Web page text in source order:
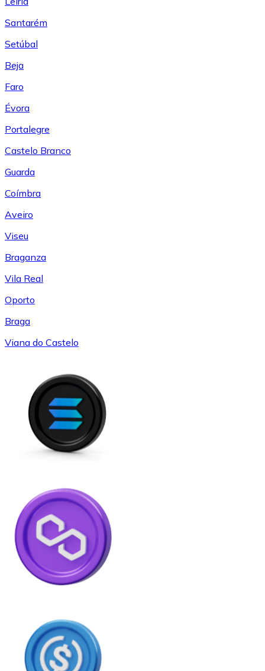
Santarém
Setúbal
Beja
Faro
Évora
Portalegre
Castelo Branco
Guarda
Coímbra
Aveiro
Viseu
Braganza
Vila Real
Oporto
Braga
Viana do Castelo